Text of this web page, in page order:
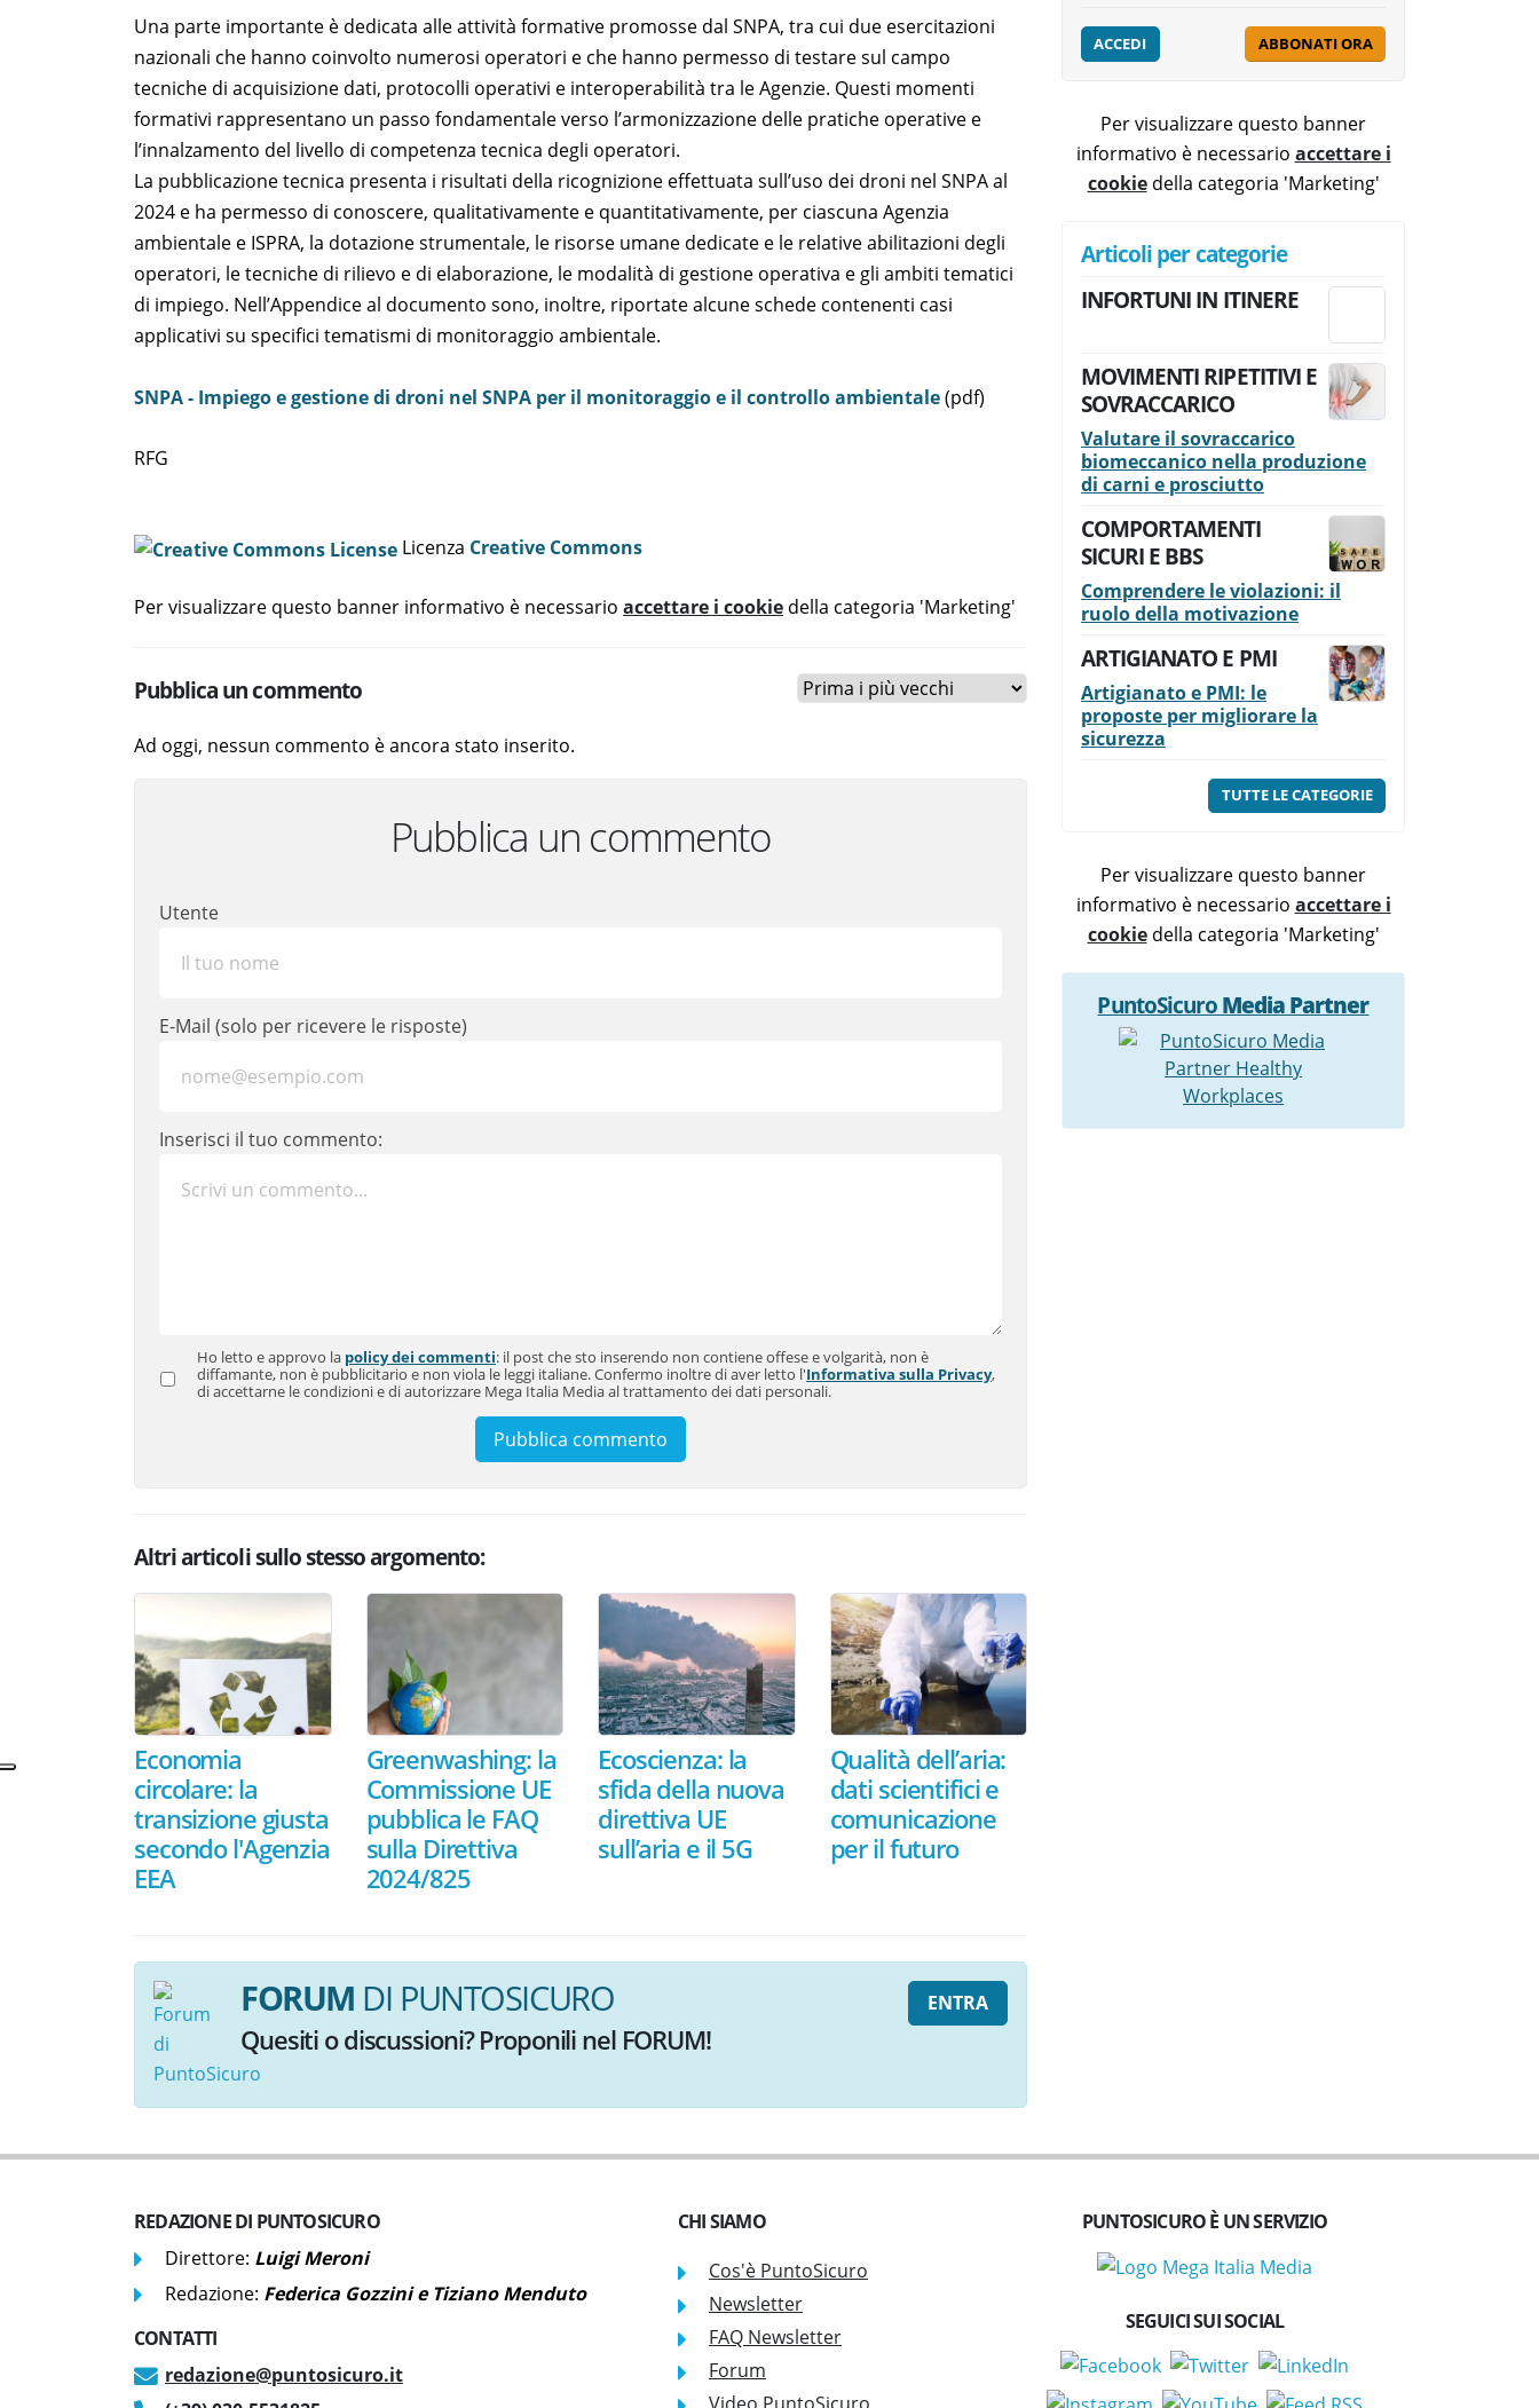
Una parte importante è dedicata alle attività formative promosse dal SNPA, tra cui due esercitazioni
nazionali che hanno coinvolto numerosi operatori e che hanno permesso di testare sul campo
tecniche di acquisizione dati, protocolli operativi e interoperabilità tra le Agenzie. Questi momenti
formativi rappresentano un passo fondamentale verso l’armonizzazione delle pratiche operative e
l’innalzamento del livello di competenza tecnica degli operatori.
La pubblicazione tecnica presenta i risultati della ricognizione effettuata sull’uso dei droni nel SNPA al
2024 e ha permesso di conoscere, qualitativamente e quantitativamente, per ciascuna Agenzia
ambientale e ISPRA, la dotazione strumentale, le risorse umane dedicate e le relative abilitazioni degli
operatori, le tecniche di rilievo e di elaborazione, le modalità di gestione operativa e gli ambiti tematici
di impiego. Nell’Appendice al documento sono, inoltre, riportate alcune schede contenenti casi
applicativi su specifici tematismi di monitoraggio ambientale.
SNPA - Impiego e gestione di droni nel SNPA per il monitoraggio e il controllo ambientale(pdf)
RFG
Licenza Creative Commons
Per visualizzare questo banner informativo è necessario accettare i cookie della categoria 'Marketing'
Pubblica un commento
Ad oggi, nessun commento è ancora stato inserito.
Pubblica un commento
Utente
E-Mail (solo per ricevere le risposte)
Inserisci il tuo commento:
Ho letto e approvo la policy dei commenti: il post che sto inserendo non contiene offese e volgarità, non è
diffamante, non è pubblicitario e non viola le leggi italiane. Confermo inoltre di aver letto l'Informativa sulla Privacy,
di accettarne le condizioni e di autorizzare Mega Italia Media al trattamento dei dati personali.
Altri articoli sullo stesso argomento:
Economia
circolare: la
transizione giusta
secondo l'Agenzia
EEA
Greenwashing: la
Commissione UE
pubblica le FAQ
sulla Direttiva
2024/825
Ecoscienza: la
sfida della nuova
direttiva UE
sull’aria e il 5G
Qualità dell’aria:
dati scientifici e
comunicazione
per il futuro
ENTRA
FORUM DI PUNTOSICURO
Quesitio discussioni? Proponili nel FORUM!
ACCEDI ABBONATI ORA
Per visualizzare questo banner
informativo è necessario accettare i
cookiedella categoria 'Marketing'
Articoli per categorie
INFORTUNI IN ITINERE
MOVIMENTI RIPETITIVI E
SOVRACCARICO
Valutare il sovraccarico
biomeccanico nella produzione
di carni e prosciutto
COMPORTAMENTI
SICURI E BBS
Comprendere le violazioni: il
ruolo della motivazione
ARTIGIANATO E PMI
Artigianato e PMI: le
proposte per migliorare la
sicurezza
TUTTE LE CATEGORIE
Per visualizzare questo banner
informativo è necessario accettare i
cookiedella categoria 'Marketing'
PuntoSicuroMedia Partner
REDAZIONE DI PUNTOSICURO
Direttore: Luigi Meroni
Redazione: Federica Gozzini e Tiziano Menduto
CONTATTI
redazione@puntosicuro.it
CHI SIAMO
Cos'è PuntoSicuro
Newsletter
FAQ Newsletter
Forum
PUNTOSICURO È UN SERVIZIO
SEGUICI SUI SOCIAL